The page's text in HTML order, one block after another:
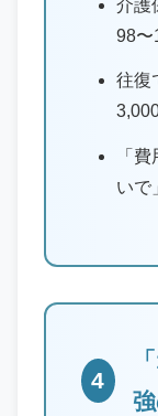
介護
98〜
往復
「
いで
4